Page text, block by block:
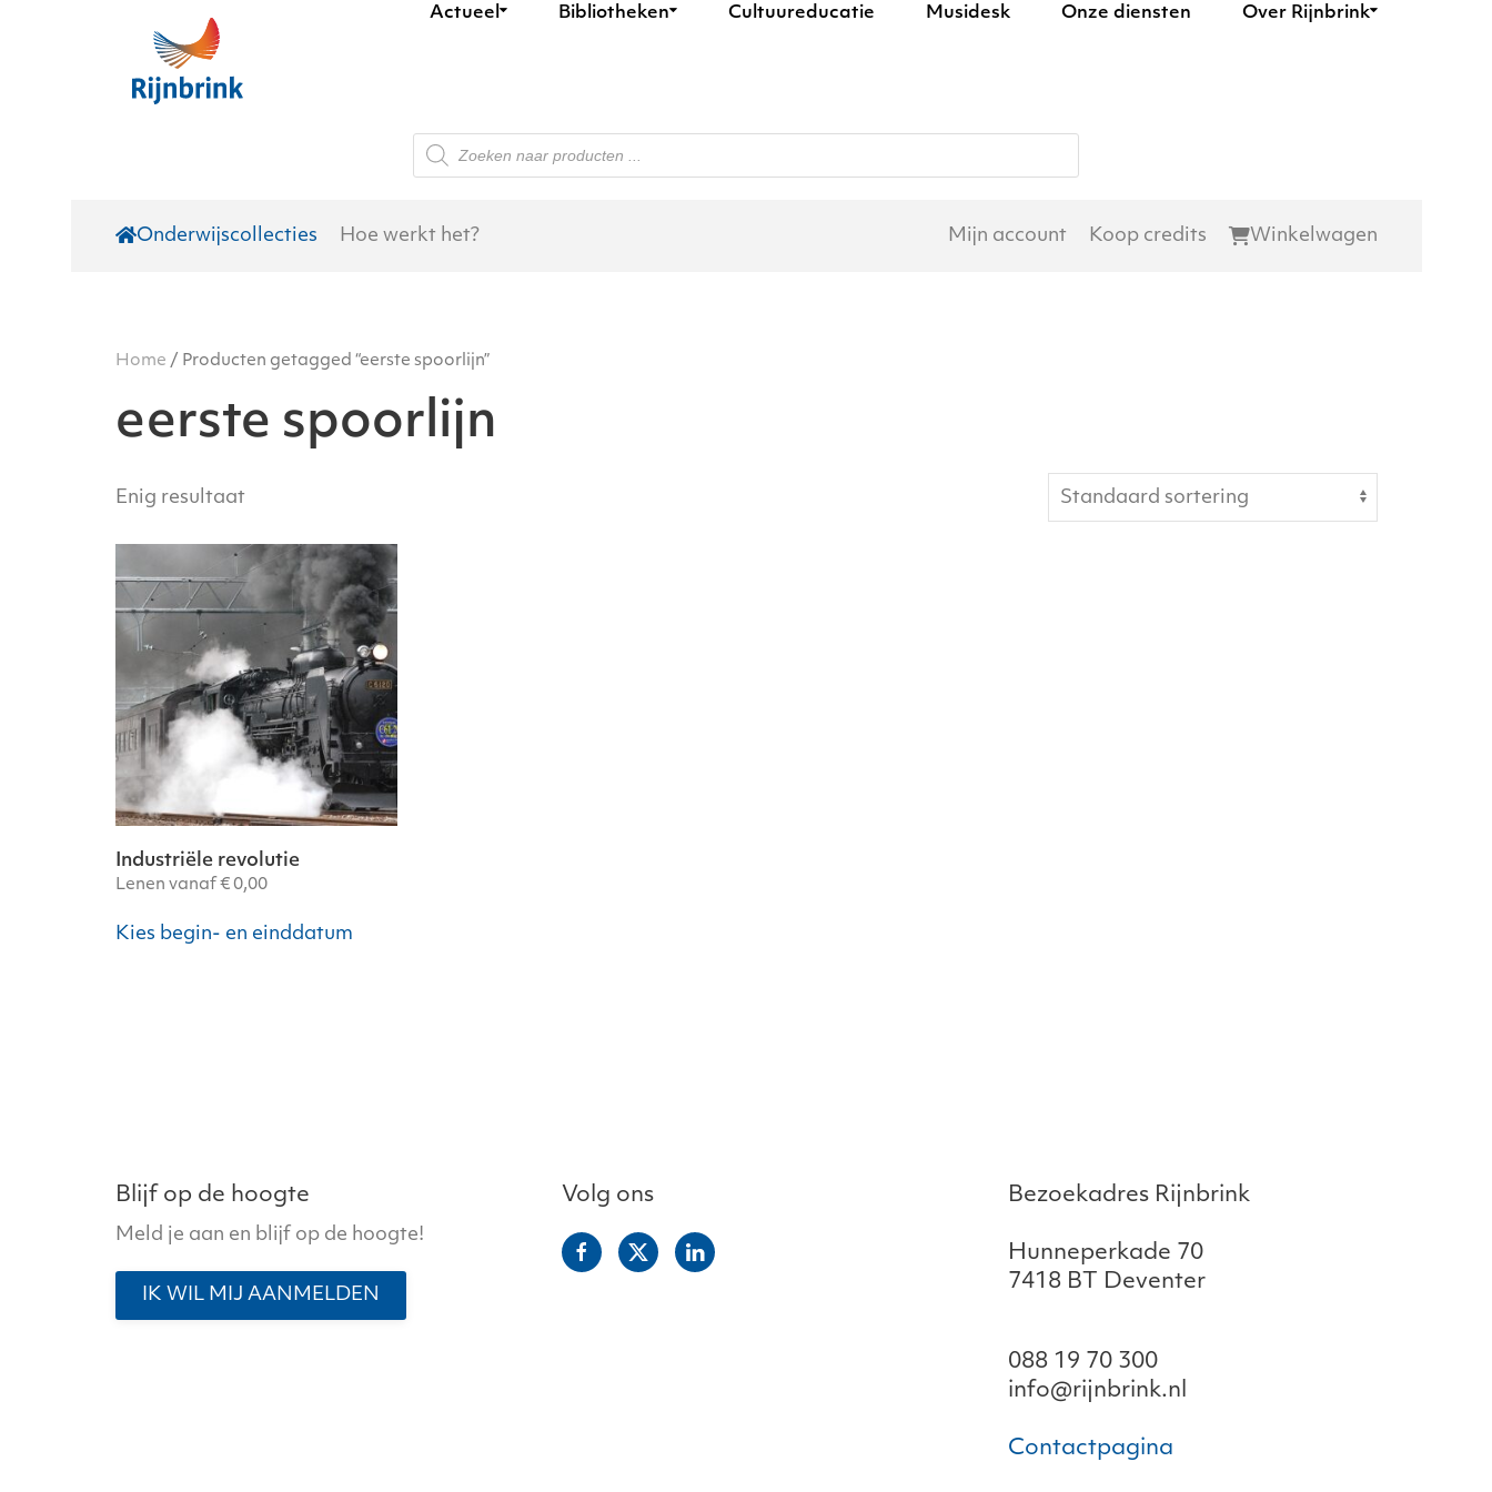
Skip to main content
Actueel Bibliotheken Cultuureducatie Musidesk Onze diensten Over Rijnbrink
Producten
zoeken
Onderwijscollecties Hoe werkt het? Mijn account Koop credits Winkelwagen
Home / Producten getagged “eerste spoorlijn”
eerste spoorlijn
Enig resultaat
Industriële revolutie
Lenen vanaf €0,00
Kies begin- en einddatum
Blijf op de hoogte
Meld je aan en blijf op de hoogte!
IK WIL MIJ AANMELDEN
Volg ons Bezoekadres Rijnbrink
Hunneperkade 70
7418 BT Deventer
088 19 70 300
info@rijnbrink.nl
Contactpagina